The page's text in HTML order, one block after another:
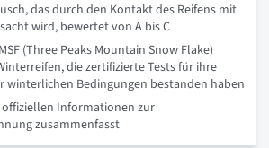
das durch den Kontakt des Reifens mit
wird, bewertet von A bis C
(Three Peaks Mountain Snow Flake)
die zertifizierte Tests für ihre
winterlichen Bedingungen bestanden haben
offiziellen Informationen zur
zusammenfasst